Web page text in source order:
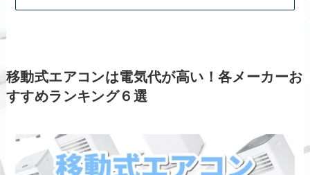
移動式エアコンは電気代が高い！各メーカーお
すすめランキング６選